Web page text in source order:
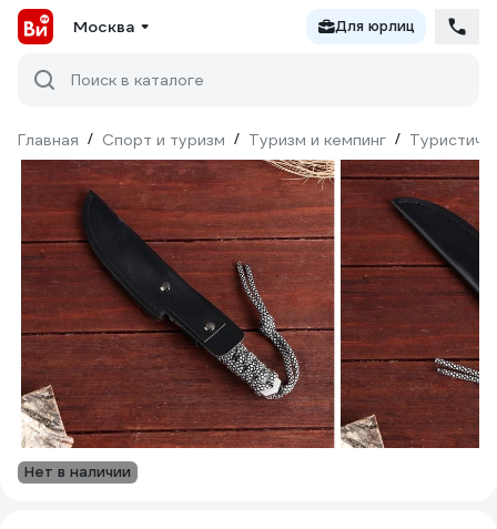
Москва Для юрлиц
Поиск в каталоге
Главная / Спорт и туризм / Туризм и кемпинг /
Нет в наличии